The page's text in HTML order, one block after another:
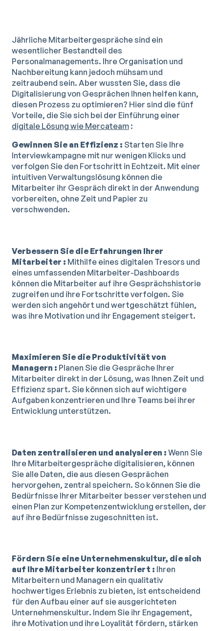
Jährliche Mitarbeitergespräche sind ein
wesentlicher Bestandteil des
Personalmanagements. Ihre Organisation und
Nachbereitung kann jedoch mühsam und
zeitraubend sein. Aber wussten Sie, dass die
Digitalisierung von Gesprächen Ihnen helfen kann,
diesen Prozess zu optimieren? Hier sind die fünf
Vorteile, die Sie sich bei der Einführung einer
digitale Lösung wie Mercateam :
Gewinnen Sie an Effizienz : Starten Sie Ihre
Interviewkampagne mit nur wenigen Klicks und
verfolgen Sie den Fortschritt in Echtzeit. Mit einer
intuitiven Verwaltungslösung können die
Mitarbeiter ihr Gespräch direkt in der Anwendung
vorbereiten, ohne Zeit und Papier zu
verschwenden.
Verbessern Sie die Erfahrungen Ihrer
Mitarbeiter : Mithilfe eines digitalen Tresors und
eines umfassenden Mitarbeiter-Dashboards
können die Mitarbeiter auf ihre Gesprächshistorie
zugreifen und ihre Fortschritte verfolgen. Sie
werden sich angehört und wertgeschätzt fühlen,
was ihre Motivation und ihr Engagement steigert.
Maximieren Sie die Produktivität von
Managern : Planen Sie die Gespräche Ihrer
Mitarbeiter direkt in der Lösung, was Ihnen Zeit und
Effizienz spart. Sie können sich auf wichtigere
Aufgaben konzentrieren und Ihre Teams bei ihrer
Entwicklung unterstützen.
Daten zentralisieren und analysieren : Wenn Sie
Ihre Mitarbeitergespräche digitalisieren, können
Sie alle Daten, die aus diesen Gesprächen
hervorgehen, zentral speichern. So können Sie die
Bedürfnisse Ihrer Mitarbeiter besser verstehen und
einen Plan zur Kompetenzentwicklung erstellen, der
auf ihre Bedürfnisse zugeschnitten ist.
Fördern Sie eine Unternehmenskultur, die sich
auf Ihre Mitarbeiter konzentriert : Ihren
Mitarbeitern und Managern ein qualitativ
hochwertiges Erlebnis zu bieten, ist entscheidend
für den Aufbau einer auf sie ausgerichteten
Unternehmenskultur. Indem Sie ihr Engagement,
ihre Motivation und ihre Loyalität fördern, stärken